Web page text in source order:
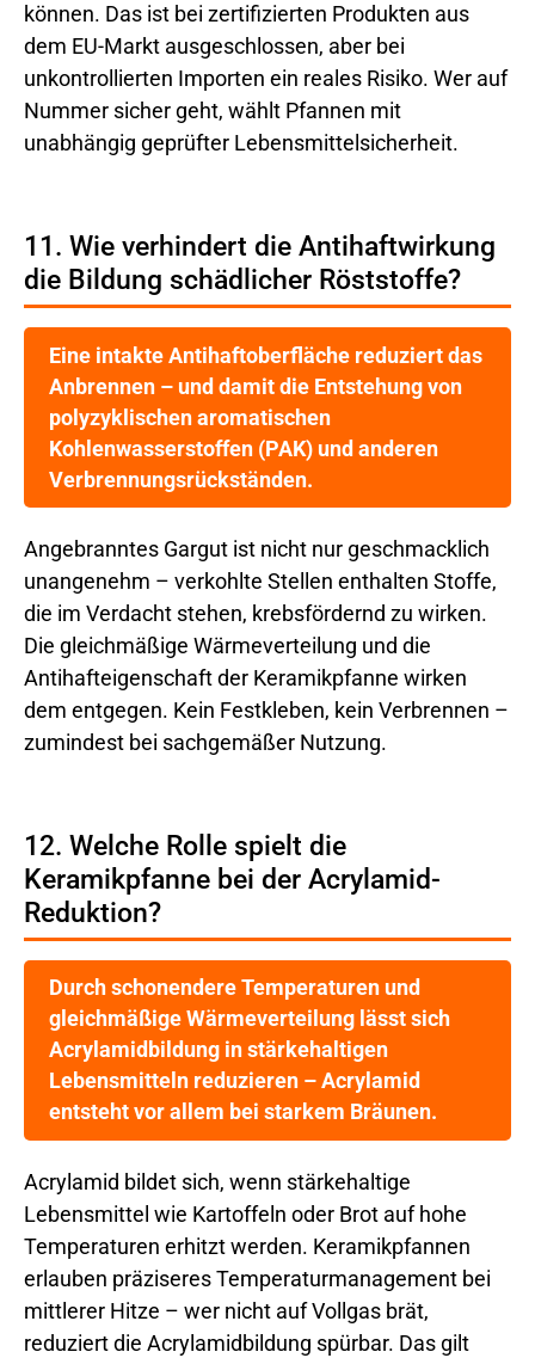
können. Das ist bei zertifizierten Produkten aus
dem EU-Markt ausgeschlossen, aber bei
unkontrollierten Importen ein reales Risiko. Wer auf
Nummer sicher geht, wählt Pfannen mit
unabhängig geprüfter Lebensmittelsicherheit.
11. Wie verhindert die Antihaftwirkung
die Bildung schädlicher Röststoffe?
Eine intakte Antihaftoberfläche reduziert das
Anbrennen – und damit die Entstehung von
polyzyklischen aromatischen
Kohlenwasserstoffen (PAK) und anderen
Verbrennungsrückständen.
Angebranntes Gargut ist nicht nur geschmacklich
unangenehm – verkohlte Stellen enthalten Stoffe,
die im Verdacht stehen, krebsfördernd zu wirken.
Die gleichmäßige Wärmeverteilung und die
Antihafteigenschaft der Keramikpfanne wirken
dem entgegen. Kein Festkleben, kein Verbrennen –
zumindest bei sachgemäßer Nutzung.
12. Welche Rolle spielt die
Keramikpfanne bei der Acrylamid-
Reduktion?
Durch schonendere Temperaturen und
gleichmäßige Wärmeverteilung lässt sich
Acrylamidbildung in stärkehaltigen
Lebensmitteln reduzieren – Acrylamid
entsteht vor allem bei starkem Bräunen.
Acrylamid bildet sich, wenn stärkehaltige
Lebensmittel wie Kartoffeln oder Brot auf hohe
Temperaturen erhitzt werden. Keramikpfannen
erlauben präziseres Temperaturmanagement bei
mittlerer Hitze – wer nicht auf Vollgas brät,
reduziert die Acrylamidbildung spürbar. Das gilt